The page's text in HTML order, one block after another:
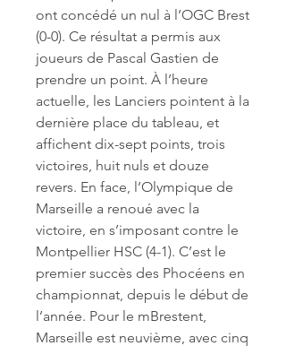
ont concédé un nul à l’OGC Brest
(0-0). Ce résultat a permis aux
joueurs de Pascal Gastien de
prendre un point. À l’heure
actuelle, les Lanciers pointent à la
dernière place du tableau, et
affichent dix-sept points, trois
victoires, huit nuls et douze
revers. En face, l’Olympique de
Marseille a renoué avec la
victoire, en s’imposant contre le
Montpellier HSC (4-1). C’est le
premier succès des Phocéens en
championnat, depuis le début de
l’année. Pour le mBrestent,
Marseille est neuvième, avec cinq